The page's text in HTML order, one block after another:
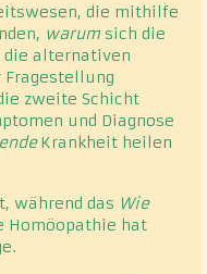
die mithilfe
warum sich die
die alternativen
zweite Schicht
und Diagnose
Krankheit heilen
während das Wie
Homöopathie hat